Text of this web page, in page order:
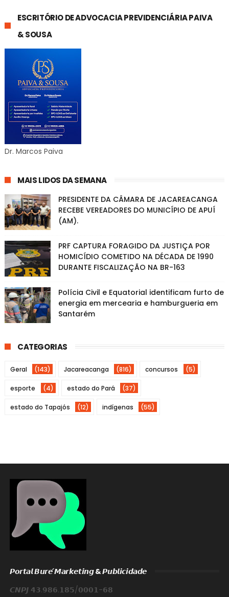
ESCRITÓRIO DE ADVOCACIA PREVIDENCIÁRIA PAIVA
& SOUSA
Dr. Marcos Paiva
MAIS LIDOS DA SEMANA
PRESIDENTE DA CÂMARA DE JACAREACANGA
RECEBE VEREADORES DO MUNICÍPIO DE APUÍ
(AM).
PRF CAPTURA FORAGIDO DA JUSTIÇA POR
HOMICÍDIO COMETIDO NA DÉCADA DE 1990
DURANTE FISCALIZAÇÃO NA BR-163
Polícia Civil e Equatorial identificam furto de
energia em mercearia e hamburgueria em
Santarém
CATEGORIAS
Geral (143) Jacareacanga (816) concursos (5)
esporte (4) estado do Pará (37)
estado do Tapajós (12) indígenas (55)
𝙋𝙤𝙧𝙩𝙖𝙡 𝘽𝙪𝙧𝙚́ 𝙈𝙖𝙧𝙠𝙚𝙩𝙞𝙣𝙜 & 𝙋𝙪𝙗𝙡𝙞𝙘𝙞𝙙𝙖𝙙𝙚
𝘾𝙉𝙋𝙅 𝟰𝟯.𝟵𝟴𝟲.𝟭𝟴𝟱/𝟬𝟬𝟬𝟭-𝟲𝟴